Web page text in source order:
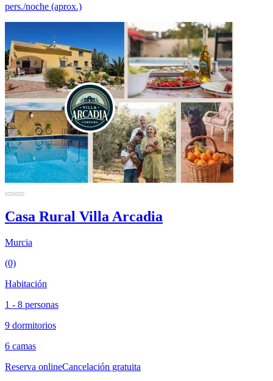
pers./noche (aprox.)
Casa Rural Villa Arcadia
Murcia
(0)
Habitación
1 - 8 personas
9 dormitorios
6 camas
Reserva onlineCancelación gratuita